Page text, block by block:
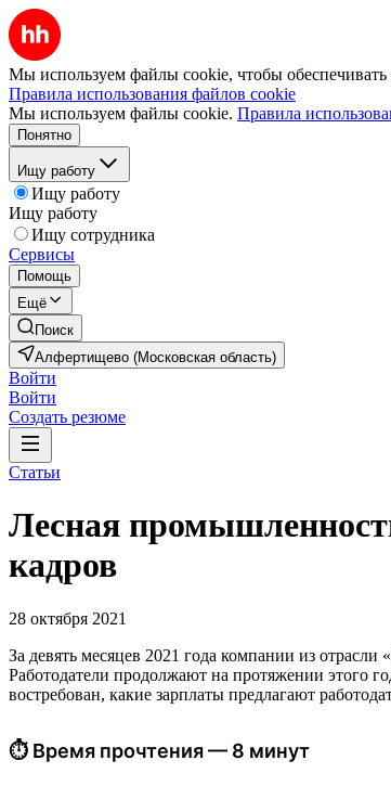
Мы используем файлы cookie, чтобы обеспечивать
Правила использования файлов cookie
Мы используем файлы cookie. Правила
Понятно
Ищу работу
Ищу работу
Ищу работу
Ищу сотрудника
Сервисы
Помощь
Ещё
Поиск
Алфертищево (Московская область)
Войти
Войти
Создать резюме
Статьи
Лесная
кадров
28 октября 2021
За девять месяцев 2021 года компании из
Работодатели продолжают на протяжении этого
востребован, какие зарплаты предлагают
⏱ Время прочтения — 8 минут